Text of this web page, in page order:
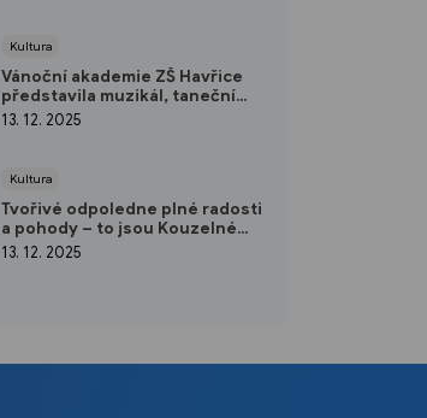
Kultura
Vánoční akademie ZŠ Havřice
představila muzikál, taneční
čísla a zpěv
13. 12. 2025
Kultura
Tvořivé odpoledne plné radosti
a pohody – to jsou Kouzelné
vánoční dílničky
13. 12. 2025